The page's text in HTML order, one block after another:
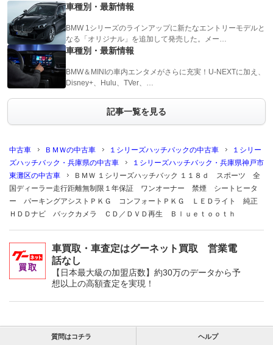
車種別・最新情報
BMW 1シリーズのラインアップに新たなエントリーモデルと
なる「オリジナル」を追加して発売した。メー…
車種別・最新情報
BMW＆MINIの車内エンタメがさらに充実！U-NEXTに加え、
Disney+、Hulu、TVer、…
記事一覧を見る
中古車 ＢＭＷの中古車 １シリーズハッチバックの中古車
１シリー
ズハッチバック・兵庫県の中古車
１シリーズハッチバック・兵庫県神戸市
東灘区の中古車
ＢＭＷ １シリーズハッチバック １１８ｄ スポーツ 全
国ディーラー走行距離無制限１年保証 ワンオーナー 禁煙 シートヒータ
ー パーキングアシストＰＫＧ コンフォートＰＫＧ ＬＥＤライト 純正
ＨＤＤナビ バックカメラ ＣＤ／ＤＶＤ再生 Ｂｌｕｅｔｏｏｔｈ
車買取・車査定はグーネット買取 営業電
話なし
【日本最大級の加盟店数】約30万のデータから予
想以上の高額査定を実現！
質問はコチラ ヘルプ